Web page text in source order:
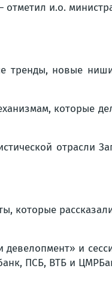
и.о.
тренды, новые
которые
отрасли
которые
и
ПСБ, ВТБ и